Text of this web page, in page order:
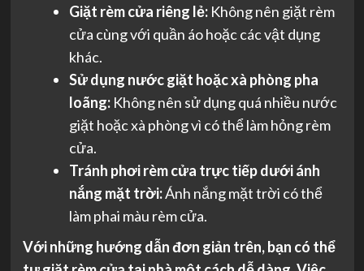
Giặt rèm cửa riêng lẻ:Không nên giặt rèm
cửa cùng với quần áo hoặc các vật dụng
khác.
Sử dụng nước giặt hoặc xà phòng pha
loãng:Không nên sử dụng quá nhiều nước
giặt hoặc xà phòng vì có thể làm hỏng rèm
cửa.
Tránh phơi rèm cửa trực tiếp dưới ánh
nắng mặt trời:Ánh nắng mặt trời có thể
làm phai màu rèm cửa.
Với những hướng dẫn đơn giản trên, bạn có thể